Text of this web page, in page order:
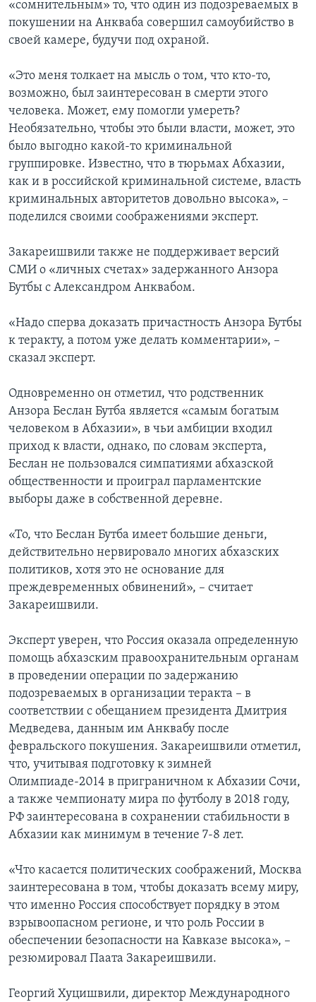
«сомнительным» то, что один из подозреваемых в
покушении на Анкваба совершил самоубийство в
своей камере, будучи под охраной.
«Это меня толкает на мысль о том, что кто-то,
возможно, был заинтересован в смерти этого
человека. Может, ему помогли умереть?
Необязательно, чтобы это были власти, может, это
было выгодно какой-то криминальной
группировке. Известно, что в тюрьмах Абхазии,
как и в российской криминальной системе, власть
криминальных авторитетов довольно высока», –
поделился своими соображениями эксперт.
Закареишвили также не поддерживает версий
СМИ о «личных счетах» задержанного Анзора
Бутбы с Александром Анквабом.
«Надо сперва доказать причастность Анзора Бутбы
к теракту, а потом уже делать комментарии», –
сказал эксперт.
Одновременно он отметил, что родственник
Анзора Беслан Бутба является «самым богатым
человеком в Абхазии», в чьи амбиции входил
приход к власти, однако, по словам эксперта,
Беслан не пользовался симпатиями абхазской
общественности и проиграл парламентские
выборы даже в собственной деревне.
«То, что Беслан Бутба имеет большие деньги,
действительно нервировало многих абхазских
политиков, хотя это не основание для
преждевременных обвинений», – считает
Закареишвили.
Эксперт уверен, что Россия оказала определенную
помощь абхазским правоохранительным органам
в проведении операции по задержанию
подозреваемых в организации теракта – в
соответствии с обещанием президента Дмитрия
Медведева, данным им Анквабу после
февральского покушения. Закареишвили отметил,
что, учитывая подготовку к зимней
Олимпиаде-2014 в приграничном к Абхазии Сочи,
а также чемпионату мира по футболу в 2018 году,
РФ заинтересована в сохранении стабильности в
Абхазии как минимум в течение 7-8 лет.
«Что касается политических соображений, Москва
заинтересована в том, чтобы доказать всему миру,
что именно Россия способствует порядку в этом
взрывоопасном регионе, и что роль России в
обеспечении безопасности на Кавказе высока», –
резюмировал Паата Закареишвили.
Георгий Хуцишвили, директор Международного